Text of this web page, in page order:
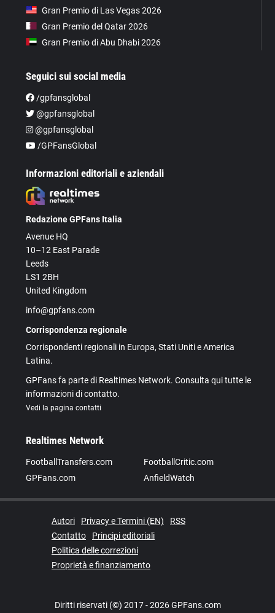
Gran Premio di Las Vegas 2026
Gran Premio del Qatar 2026
Gran Premio di Abu Dhabi 2026
Seguici sui social media
/gpfansglobal
@gpfansglobal
@gpfansglobal
/GPFansGlobal
Informazioni editoriali e aziendali
Redazione GPFans Italia
Avenue HQ
10–12 East Parade
Leeds
LS1 2BH
United Kingdom
info@gpfans.com
Corrispondenza regionale
Corrispondenti regionali in Europa, Stati Uniti e America
Latina.
GPFans fa parte di Realtimes Network. Consulta qui tutte le
informazioni di contatto.
Vedi la pagina contatti
Realtimes Network
FootballTransfers.com
FootballCritic.com
GPFans.com
AnfieldWatch
Autori Privacy e Termini (EN)
RSS
Contatto
Principi editoriali
Politica delle correzioni
Proprietà e finanziamento
Diritti riservati (©) 2017 - 2026 GPFans.com